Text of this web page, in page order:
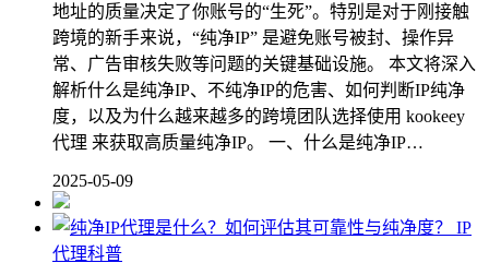
地址的质量决定了你账号的“生死”。特别是对于刚接触
跨境的新手来说，“纯净IP” 是避免账号被封、操作异
常、广告审核失败等问题的关键基础设施。 本文将深入
解析什么是纯净IP、不纯净IP的危害、如何判断IP纯净
度，以及为什么越来越多的跨境团队选择使用 kookeey
代理 来获取高质量纯净IP。 一、什么是纯净IP…
2025-05-09
IP
代理科普